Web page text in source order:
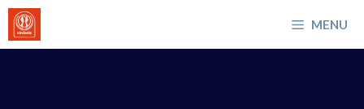
İçeriğe
atla
MENU